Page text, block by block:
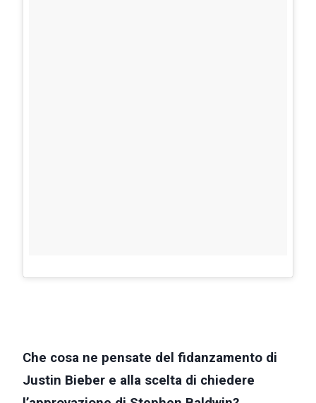
Che cosa ne pensate del fidanzamento di
Justin Bieber e alla scelta di chiedere